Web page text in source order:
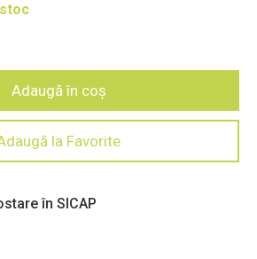
stoc
Adaugă în coș
la Favorite
în SICAP